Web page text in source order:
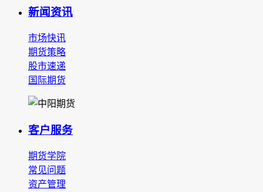
新闻资讯
市场快讯
期货策略
股市速递
国际期货
客户服务
期货学院
常见问题
资产管理